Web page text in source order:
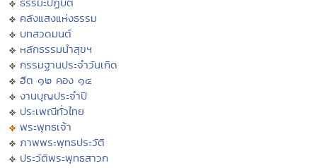
คลังแสงแห่งธรรม
บทสวดมนต์
หลักธรรมนำสุขฯ
กรรมฐานประจำวันเกิด
ฮีต ๑๒ คอง ๑๔
งานบุญประจำปี
ประเพณีทั่วไทย
พระพุทธเจ้า
ภาพพระพุทธประวัติ
ประวัติพระพุทธสาวก